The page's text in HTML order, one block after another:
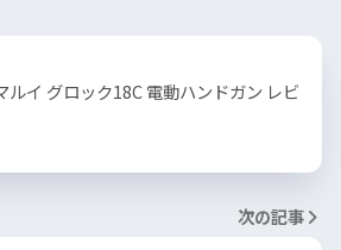
ルイ グロック18C 電動ハンドガン レビ
次の記事